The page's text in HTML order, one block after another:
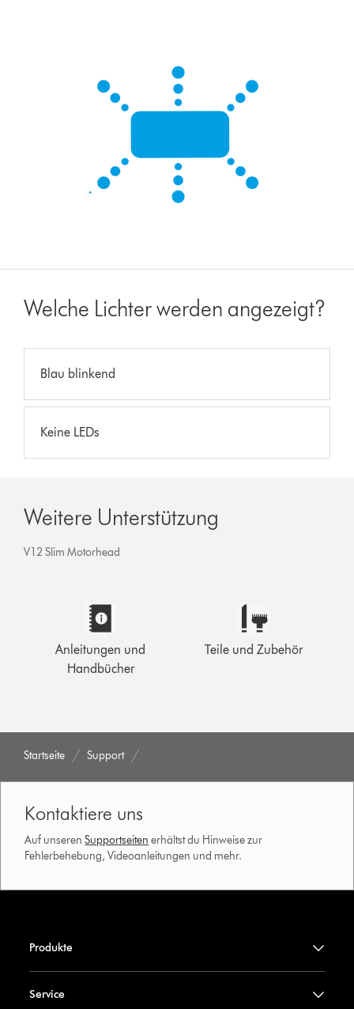
Welche Lichter werden angezeigt?
Blau blinkend
Keine LEDs
Weitere Unterstützung
V12 Slim​ Motorhead​
Anleitungen und
Handbücher
Teile und Zubehör
Startseite Support
Kontaktiere uns
Auf unserenSupportseiten erhältst du Hinweise zur
Fehlerbehebung, Videoanleitungen und mehr.
Produkte
Service